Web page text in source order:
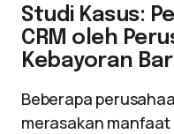
Studi Kasus:
CRM oleh
Kebayoran
Beberapa
merasakan